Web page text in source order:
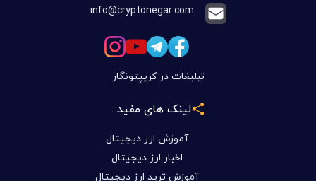
info@cryptonegar.com
تبلیغات در کریپتونگار
لینک های مفید :
آموزش ارز دیجیتال
اخبار ارز دیجیتال
آموزش ترید ارز دیجیتال